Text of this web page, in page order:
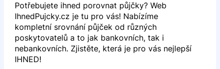
Potřebujete ihned porovnat půjčky? Web
IhnedPujcky.cz je tu pro vás! Nabízíme
kompletní srovnání půjček od různých
poskytovatelů a to jak bankovních, tak i
nebankovních. Zjistěte, která je pro vás nejlepší
IHNED!